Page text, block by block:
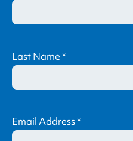
Last Name*
Email Address*